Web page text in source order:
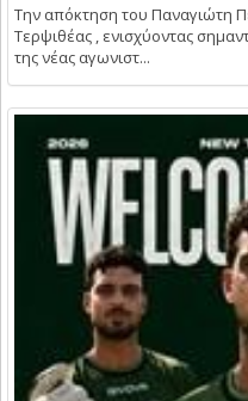
Την απόκτηση του Παναγιώτη
Τερψιθέας , ενισχύοντας
της νέας αγωνιστ...